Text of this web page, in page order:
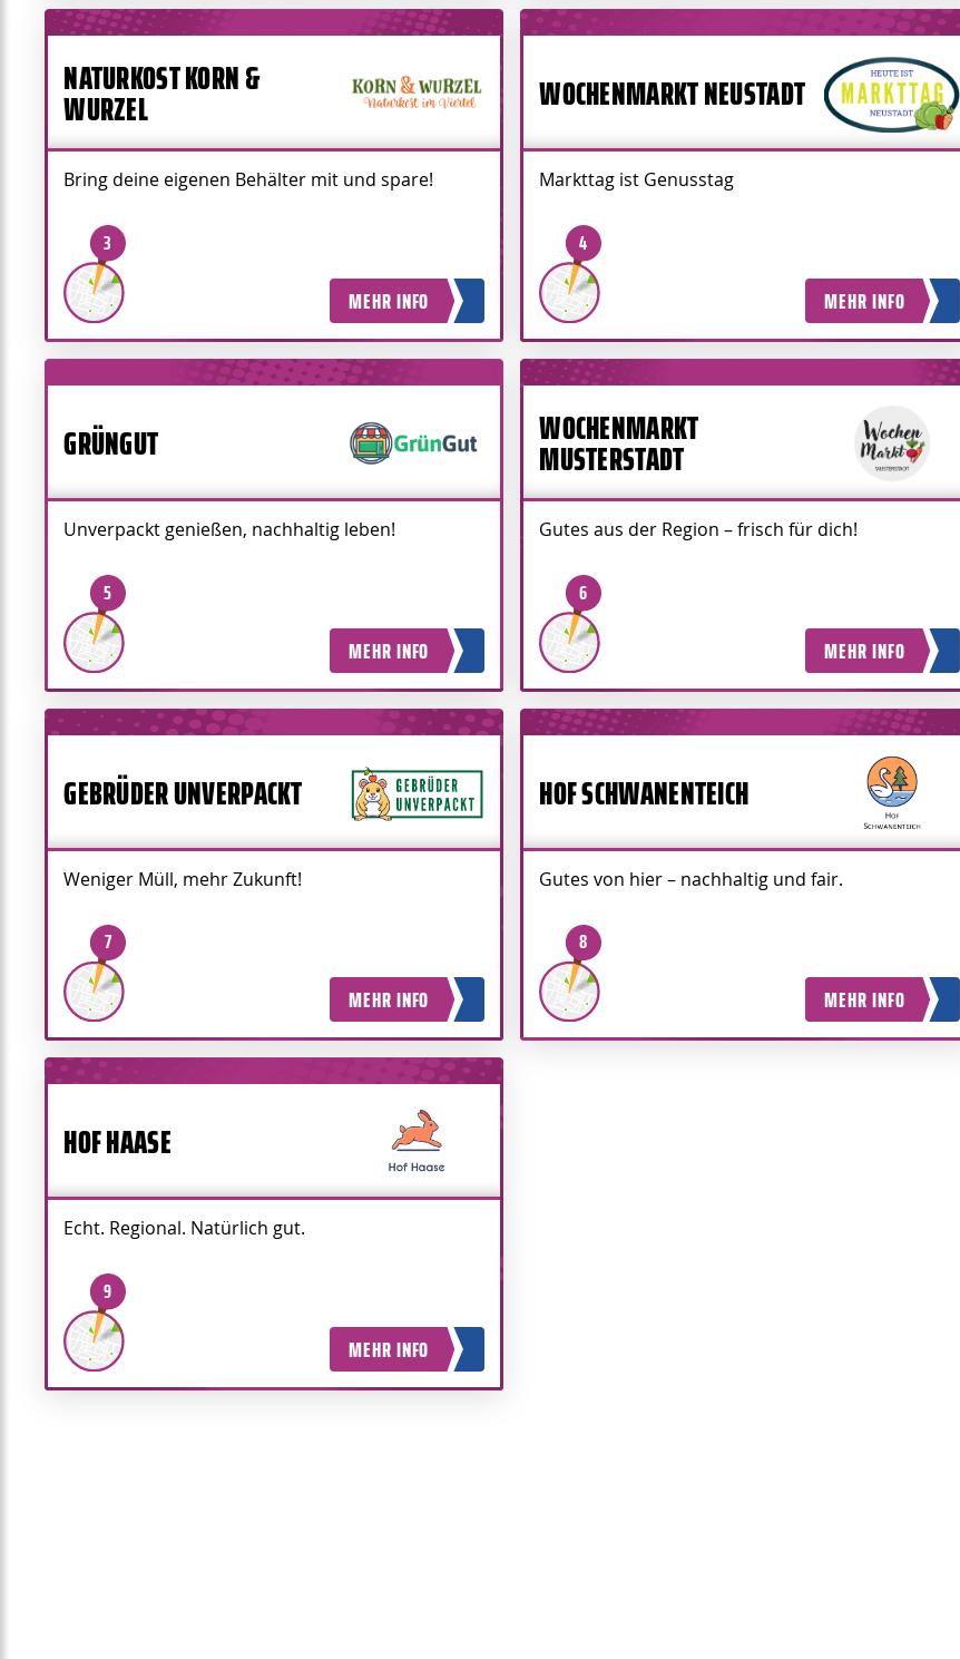
NATURKOST KORN &
WURZEL
Bring deine eigenen Behälter mit und spare!
3
MEHR INFO
WOCHENMARKT NEUSTADT
Markttag ist Genusstag
4
MEHR INFO
GRÜNGUT
Unverpackt genießen, nachhaltig leben!
5
MEHR INFO
WOCHENMARKT
MUSTERSTADT
Gutes aus der Region – frisch für dich!
6
MEHR INFO
GEBRÜDER UNVERPACKT
Weniger Müll, mehr Zukunft!
7
MEHR INFO
HOF SCHWANENTEICH
Gutes von hier – nachhaltig und fair.
8
MEHR INFO
HOF HAASE
Echt. Regional. Natürlich gut.
9
MEHR INFO